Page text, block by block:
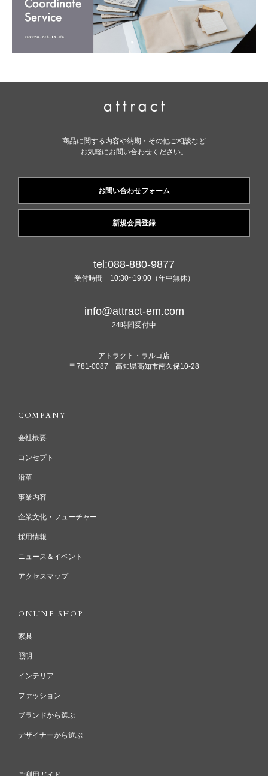
商品に関する内容や納期・その他ご相談など
お気軽にお問い合わせください。
お問い合わせフォーム
新規会員登録
tel:088-880-9877
受付時間 10:30~19:00（年中無休）
info@attract-em.com
24時間受付中
アトラクト・ラルゴ店
〒781-0087 高知県高知市南久保10-28
COMPANY
会社概要
コンセプト
沿革
事業内容
企業文化・フューチャー
採用情報
ニュース＆イベント
アクセスマップ
ONLINE SHOP
家具
照明
インテリア
ファッション
ブランドから選ぶ
デザイナーから選ぶ